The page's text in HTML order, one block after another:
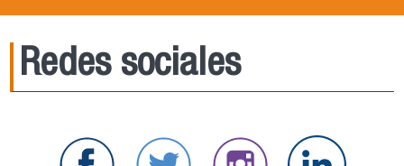
Redes sociales